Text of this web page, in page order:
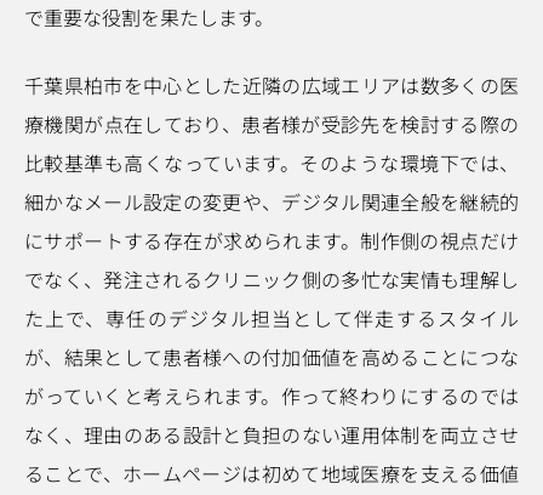
で重要な役割を果たします。
千葉県柏市を中心とした近隣の広域エリアは数多くの医
療機関が点在しており、患者様が受診先を検討する際の
比較基準も高くなっています。そのような環境下では、
細かなメール設定の変更や、デジタル関連全般を継続的
にサポートする存在が求められます。制作側の視点だけ
でなく、発注されるクリニック側の多忙な実情も理解し
た上で、専任のデジタル担当として伴走するスタイル
が、結果として患者様への付加価値を高めることにつな
がっていくと考えられます。作って終わりにするのでは
なく、理由のある設計と負担のない運用体制を両立させ
ることで、ホームページは初めて地域医療を支える価値